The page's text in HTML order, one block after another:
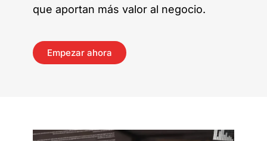
que aportan más valor al negocio.
Empezar ahora